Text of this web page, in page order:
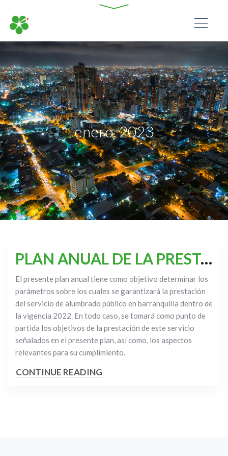
enero, 2023
PLAN ANUAL DE LA PRESTACIÓN DEL SERVICIO DE ALUMBRADO PÚBLICO EN EL DISTRITO DE BARRANQUILLA AÑO 2022
El presente plan anual tiene como objetivo determinar los
parámetros sobre los cuales se garantizará la prestación
del servicio de alumbrado público en barranquilla dentro de
la vigencia 2022. En todo caso, se tomará como punto de
partida los objetivos de la prestación de este servicio
señalados en el presente plan, así como, los aspectos
relevantes para su cumplimiento.
CONTINUE READING